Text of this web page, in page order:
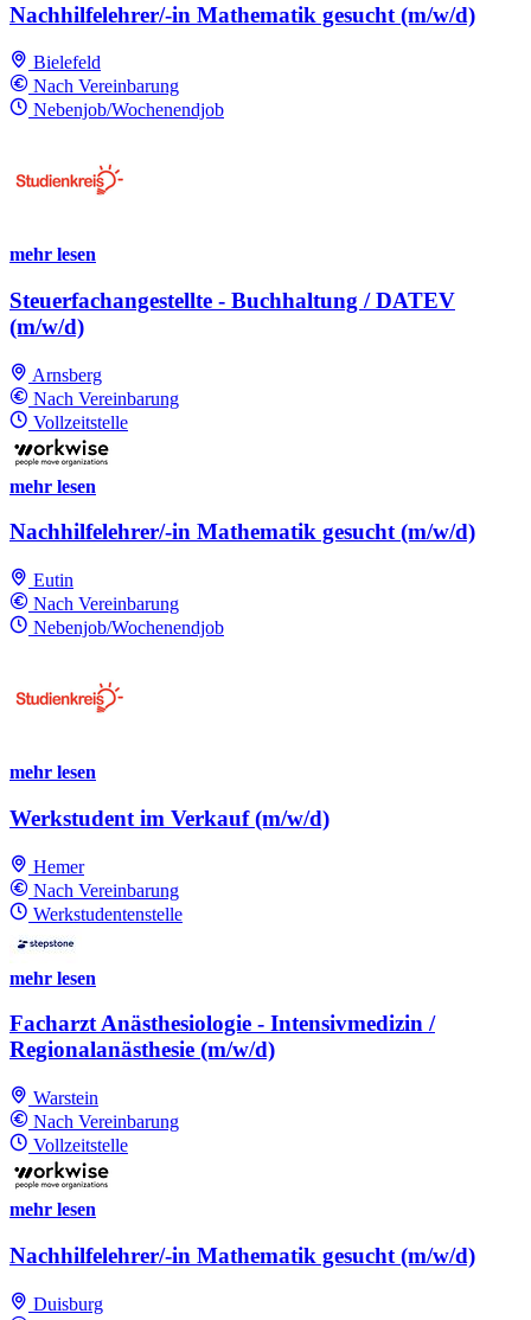
Nachhilfelehrer/-in Mathematik gesucht (m/w/d)
Bielefeld
Nach Vereinbarung
Nebenjob/Wochenendjob
mehr lesen
Steuerfachangestellte - Buchhaltung / DATEV
(m/w/d)
Arnsberg
Nach Vereinbarung
Vollzeitstelle
mehr lesen
Nachhilfelehrer/-in Mathematik gesucht (m/w/d)
Eutin
Nach Vereinbarung
Nebenjob/Wochenendjob
mehr lesen
Werkstudent im Verkauf (m/w/d)
Hemer
Nach Vereinbarung
Werkstudentenstelle
mehr lesen
Facharzt Anästhesiologie - Intensivmedizin /
Regionalanästhesie (m/w/d)
Warstein
Nach Vereinbarung
Vollzeitstelle
mehr lesen
Nachhilfelehrer/-in Mathematik gesucht (m/w/d)
Duisburg